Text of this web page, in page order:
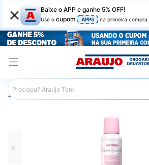
× Baixe o APP e ganhe 5% OFF!
Use o cupom APP5 na primeira compra
Araujo Higiene Pessoal